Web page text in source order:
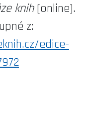
knih[online].
z:
edice-